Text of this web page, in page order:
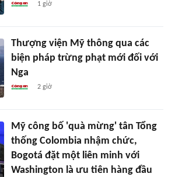
1 giờ
Thượng viện Mỹ thông qua các
biện pháp trừng phạt mới đối với
Nga
2 giờ
Mỹ công bố 'quà mừng' tân Tổng
thống Colombia nhậm chức,
Bogotá đặt một liên minh với
Washington là ưu tiên hàng đầu